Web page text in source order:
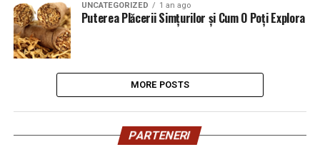
UNCATEGORIZED 1 an ago
Puterea Plăcerii Simțurilor și Cum O Poți Explora
MORE POSTS
PARTENERI